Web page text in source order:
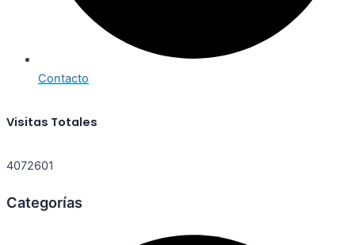
Contacto
Visitas Totales
4072601
Categorías